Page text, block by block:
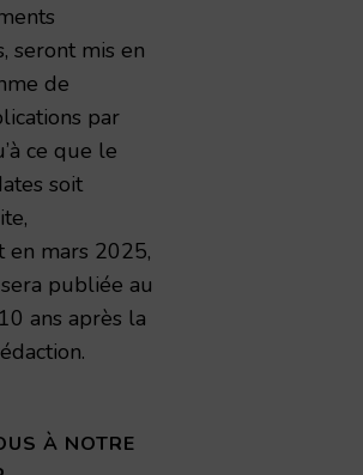
seront mis en
de
par
ce que le
soit
mars 2025,
publiée au
ans après la
À NOTRE